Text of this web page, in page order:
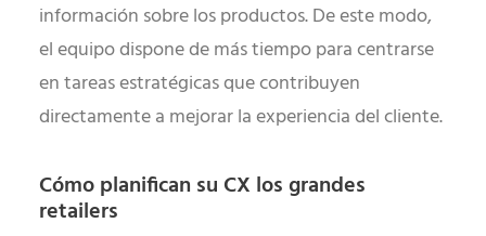
información sobre los productos. De este modo,
el equipo dispone de más tiempo para centrarse
en tareas estratégicas que contribuyen
directamente a mejorar la experiencia del cliente.
Cómo planifican su CX los grandes
retailers